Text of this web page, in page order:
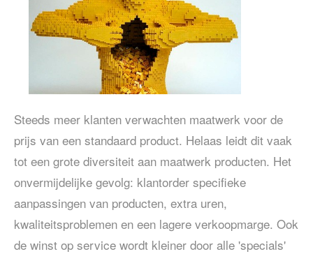
Steeds meer klanten verwachten maatwerk voor de
prijs van een standaard product. Helaas leidt dit vaak
tot een grote diversiteit aan maatwerk producten. Het
onvermijdelijke gevolg: klantorder specifieke
aanpassingen van producten, extra uren,
kwaliteitsproblemen en een lagere verkoopmarge. Ook
de winst op service wordt kleiner door alle 'specials'